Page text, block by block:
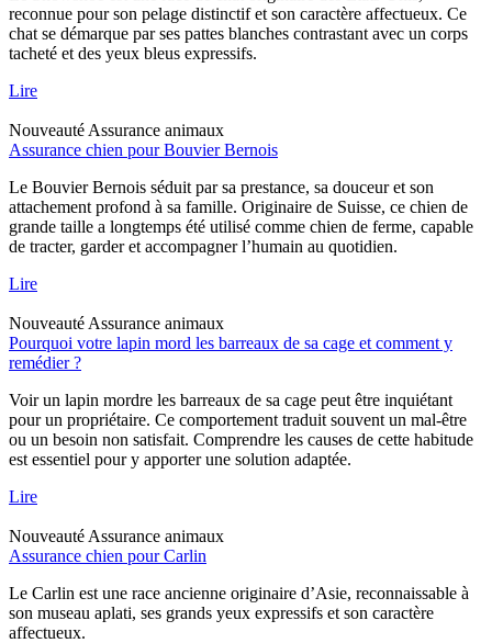
reconnue pour son pelage distinctif et son caractère affectueux. Ce
chat se démarque par ses pattes blanches contrastant avec un corps
tacheté et des yeux bleus expressifs.
Lire
Nouveauté Assurance animaux
Assurance chien pour Bouvier Bernois
Le Bouvier Bernois séduit par sa prestance, sa douceur et son
attachement profond à sa famille. Originaire de Suisse, ce chien de
grande taille a longtemps été utilisé comme chien de ferme, capable
de tracter, garder et accompagner l’humain au quotidien.
Lire
Nouveauté Assurance animaux
Pourquoi votre lapin mord les barreaux de sa cage et comment y
remédier ?
Voir un lapin mordre les barreaux de sa cage peut être inquiétant
pour un propriétaire. Ce comportement traduit souvent un mal-être
ou un besoin non satisfait. Comprendre les causes de cette habitude
est essentiel pour y apporter une solution adaptée.
Lire
Nouveauté Assurance animaux
Assurance chien pour Carlin
Le Carlin est une race ancienne originaire d’Asie, reconnaissable à
son museau aplati, ses grands yeux expressifs et son caractère
affectueux.